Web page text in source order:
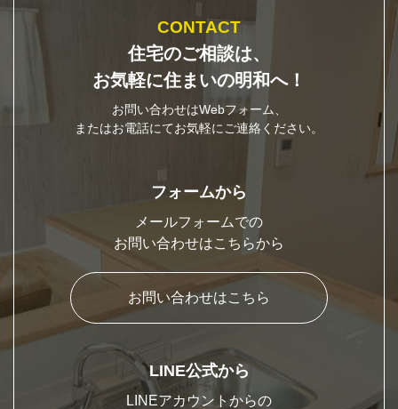
CONTACT
住宅のご相談は、
お気軽に住まいの明和へ！
お問い合わせはWebフォーム、
またはお電話にてお気軽にご連絡ください。
フォームから
メールフォームでの
お問い合わせはこちらから
お問い合わせはこちら
LINE公式から
LINEアカウントからの